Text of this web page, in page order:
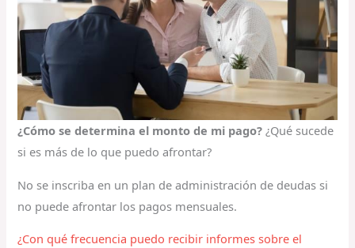
¿Cómo se determina el monto de mi pago?¿Qué sucede
si es más de lo que puedo afrontar?
No se inscriba en un plan de administración de deudas si
no puede afrontar los pagos mensuales.
¿Con qué frecuencia puedo recibir informes sobre el